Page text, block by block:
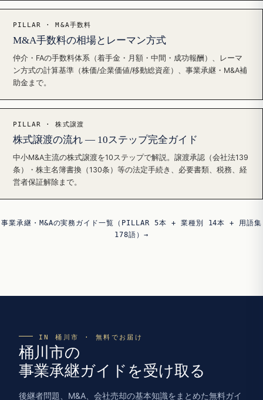
PILLAR · M&A手数料
M&A手数料の相場とレーマン方式
仲介・FAの手数料体系（着手金・月額・中間・成功報酬）、レーマ
ン方式の計算基準（株価/企業価値/移動総資産）、事業承継・M&A補
助金まで。
PILLAR · 株式譲渡
株式譲渡の流れ — 10ステップ完全ガイド
中小M&A主流の株式譲渡を10ステップで解説。譲渡承認（会社法139
条）・株主名簿書換（130条）等の法定手続き、必要書類、税務、経
営者保証解除まで。
事業承継・M&Aの実務ガイド一覧（PILLAR 5本 + 業種別 14本 + 用語集
178語）→
IN 桶川市 · 無料でお届け
桶川市の
事業承継ガイドを受け取る
後継者問題、M&A、会社売却の基本知識をまとめた無料ガイ